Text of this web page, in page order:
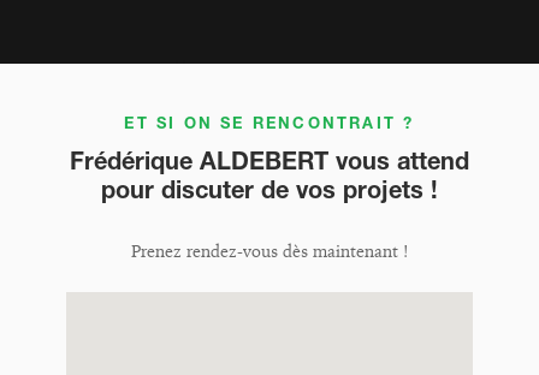
ET SI ON SE RENCONTRAIT ?
Frédérique ALDEBERT vous attend
pour discuter de vos projets !
Prenez rendez-vous dès maintenant !